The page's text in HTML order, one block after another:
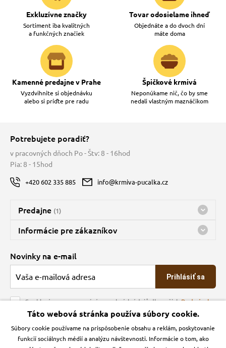
Exkluzívne značky
Sortiment iba kvalitných
a funkčných značiek
Tovar odosielame ihneď
Objednáte a do dvoch dní
máte doma
Kamenné predajne v Prahe
Vyzdvihnite si objednávku
alebo si príďte pre radu
Špičkové krmivá
Neponúkame nič, čo by sme
nedali vlastným maznáčikom
Potrebujete poradiť?
v pracovných dňoch Po - Štv: 8 - 16hod
Pia: 8 - 15hod
+420 602 335 885 info@krmiva-pucalka.cz
Predajne (1)
Predajňa a sklad Kbely
nes máme otvorené 08:00 - 15:00
Informácie pre zákazníkov
O spoločnosti
Veľkoobchod
Obchodné podmienky
Kontakt
Podmienky ochrany osobných údajov
Novinky na e-mail
Prihlásiť sa
Souhlasím se zpracováním osobních údajů dle našichPodmínek
ochrany osobních údajů
Krmiva Pučálka na sociálnych sieťach
Táto webová stránka používa súbory cookie.
Súbory cookie používame na prispôsobenie obsahu a reklám, poskytovanie
funkcií sociálnych médií a analýzu návštevnosti. Informácie o tom, ako